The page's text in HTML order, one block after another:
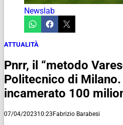
Newslab
ATTUALITÀ
Pnrr, il “metodo
Politecnico di
incamerato 100
07/04/202310:23Fabrizio Barabesi